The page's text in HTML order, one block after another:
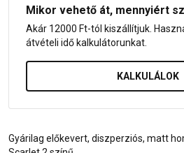
Mikor vehető át, mennyiért
Akár 12000 Ft-tól kiszállítjuk.
átvételi idő kalkulátorunkat.
KALKULÁLOK
Gyárilag előkevert, diszperziós, matt